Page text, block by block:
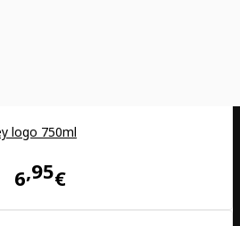
logo 750ml
6 95€